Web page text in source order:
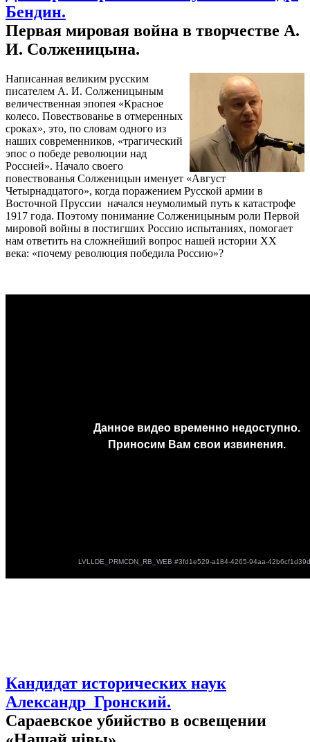
Бендин.
Первая мировая война в творчестве А.
И. Солженицына.
Написанная великим русским
писателем А. И. Солженицыным
величественная эпопея «Красное
колесо. Повествованье в отмеренных
сроках», это, по словам одного из
наших современников, «трагический
эпос о победе революции над
Россией». Начало своего
повествованья Солженицын именует «Август
Четырнадцатого», когда поражением Русской армии в
Восточной Пруссии начался неумолимый путь к катастрофе
1917 года. Поэтому понимание Солженицыным роли Первой
мировой войны в постигших Россию испытаниях, помогает
нам ответить на сложнейший вопрос нашей истории XX
века: «почему революция победила Россию»?
Кандидат исторических наук
Александр Гронский.
Сараевское убийство в освещении